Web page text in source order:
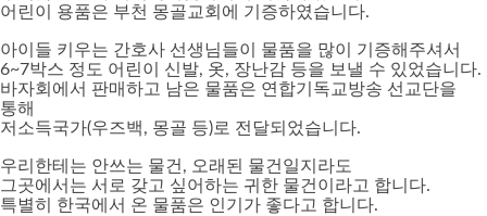
어린이 용품은 부천 몽골교회에 기증하였습니다.
아이들 키우는 간호사 선생님들이 물품을 많이 기증해주셔서
6~7박스 정도 어린이 신발, 옷, 장난감 등을 보낼 수 있었습니다.
바자회에서 판매하고 남은 물품은 연합기독교방송 선교단을
통해
저소득국가(우즈백, 몽골 등)로 전달되었습니다.
우리한테는 안쓰는 물건, 오래된 물건일지라도
그곳에서는 서로 갖고 싶어하는 귀한 물건이라고 합니다.
특별히 한국에서 온 물품은 인기가 좋다고 합니다.